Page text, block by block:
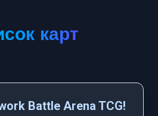
карт
Battle Arena TCG!